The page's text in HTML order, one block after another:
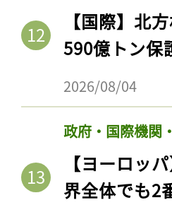
【国際】北
590億トン保
2026/08/04
政府・国際機関
【ヨーロッ
界全体でも2